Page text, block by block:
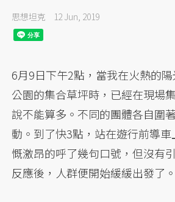
思想坦克 12 Jun, 2019
6月9日下午2點，當我在火熱的
公園的集合草坪時，已經在現場
說不能算多。不同的團體各自圍
動。到了快3點，站在遊行前導
慨激昂的呼了幾句口號，但沒有
反應後，人群便開始緩緩出發了。